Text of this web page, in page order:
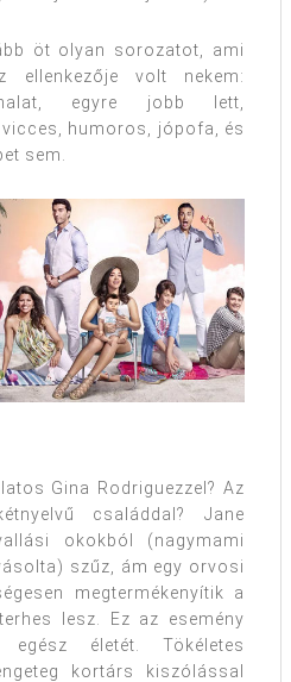
öt olyan sorozatot, ami
ellenkezője volt nekem:
egyre jobb lett,
humoros, jópofa, és
sem.
Gina Rodriguezzel? Az
családdal? Jane
okokból (nagymami
szűz, ám egy orvosi
megtermékenyítik a
lesz. Ez az esemény
életét. Tökéletes
kortárs kiszólással